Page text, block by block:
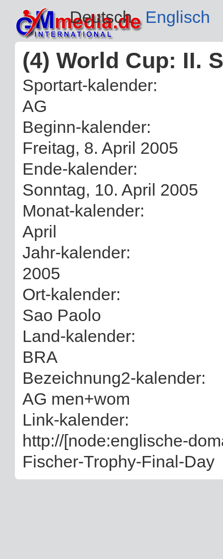
Deutsch Englisch
(4) World Cup: II.
Sportart-kalender:
AG
Beginn-kalender:
Freitag, 8. April 2005
Ende-kalender:
Sonntag, 10. April 2005
Monat-kalender:
April
Jahr-kalender:
2005
Ort-kalender:
Sao Paolo
Land-kalender:
BRA
Bezeichnung2-kalender:
AG men+wom
Link-kalender:
http://[node:englische-
Fischer-Trophy-Final-Day